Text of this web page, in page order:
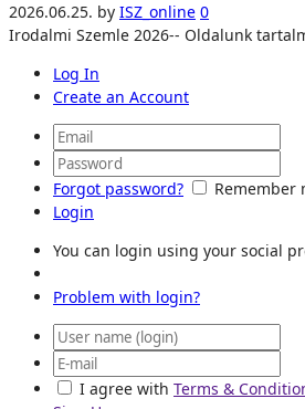
2026.06.25. by ISZ_online 0
Irodalmi Szemle 2026-- Oldalunk
Log In
Create an Account
Forgot password?
Remember
Login
You can login using your social
Problem with login?
I agree with Terms &